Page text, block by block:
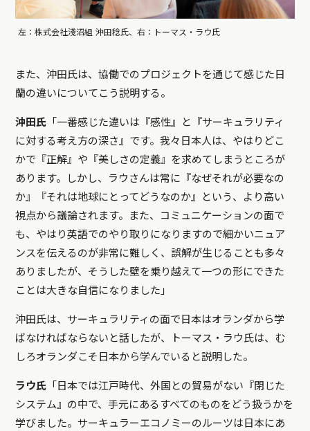
左：株式会社淺沼組 沖田稔氏、右：トーマス・ラウ氏
また、沖田氏は、協働でのプロジェクトを通じて感じた日
蘭の違いについてこう説明する。
沖田氏 「一番感じた違いは『感性』と『サーキュラリティ
に対する考え方の深さ』です。我々日本人は、やはりどこ
かで『正解』や『美しさの定義』を求めてしまうところが
あります。しかし、ラウさんは常に『なぜそれが必要なの
か』『それは地球にとってどうなのか』という、より高い
視点から議論されます。また、コミュニケーションの面で
も、やはり英語でのやり取りになりますので細かいニュア
ンスを伝えるのが非常に難しく、誤解が生じることも多々
ありましたが、そうした壁を乗り越えて一つの形にできた
ことは大きな自信になりました」
沖田氏は、サーキュラリティの面で日本はオランダから学
ばなければならないと話したが、トーマス・ラウ氏は、む
しろオランダこそ日本から学んでいると説明した。
ラウ氏 「日本では江戸時代、外国との貿易がない『閉じた
システム』の中で、手元にあるすべてのものをどう扱うかを
学びました。サーキュラーエコノミーのルーツは日本にあ